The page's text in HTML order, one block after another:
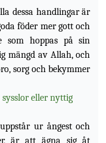
dessa handlingar är
föder mer gott och
som hoppas på sin
mängd av Allah, och
sorg och bekymmer
eller nyttig
ur ångest och
är att ägna sig åt